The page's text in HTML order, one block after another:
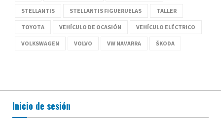
STELLANTIS STELLANTIS FIGUERUELAS TALLER
TOYOTA VEHÍCULO DE OCASIÓN VEHÍCULO ELÉCTRICO
VOLKSWAGEN VOLVO VW NAVARRA ŠKODA
Inicio de sesión